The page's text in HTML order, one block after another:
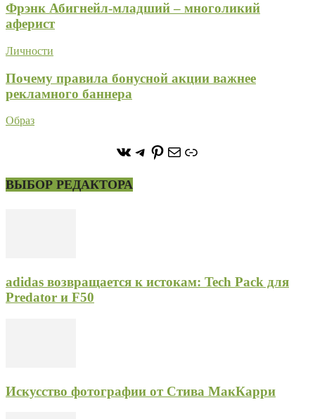
Фрэнк Абигнейл-младший – многоликий
аферист
Личности
Почему правила бонусной акции важнее
рекламного баннера
Образ
https://vk.com/
https://t.me/stoneforest
https://
ПочтаСсылка
ВЫБОР РЕДАКТОРА
adidas возвращается к истокам: Tech Pack для
Predator и F50
Искусство фотографии от Стива МакКарри